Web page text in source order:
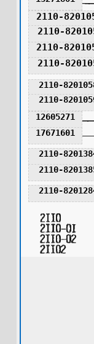
12605271
17671601
2110-
2110-
2110-
2110-
2110-
2110-
2110-
2110-
2110-